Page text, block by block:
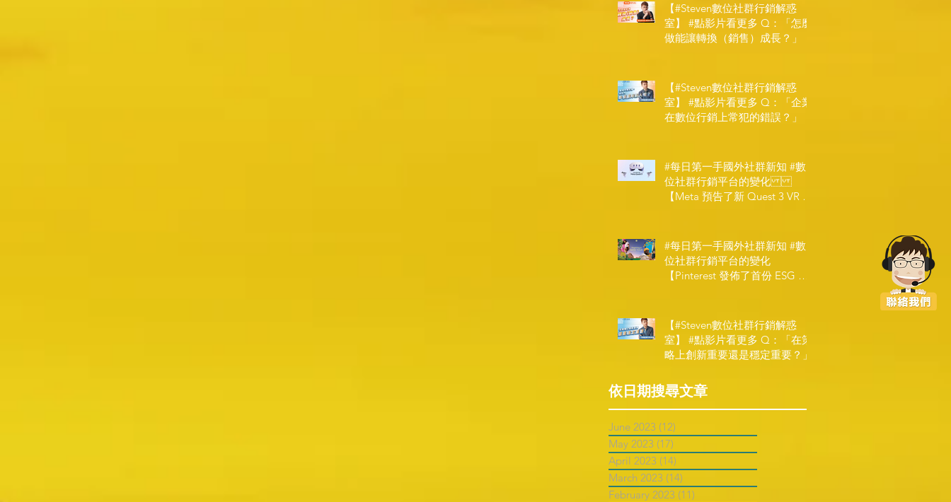
【#Steven數位社群行銷解惑
室】 #點影片看更多​ Q：「怎麼
做能讓轉換（銷售）成長？」
【#Steven數位社群行銷解惑
室】 #點影片看更多​ Q：「企業
在數位行銷上常犯的錯誤？」
#每日第一手國外社群新知 #數
位社群行銷平台的變化
【Meta 預告了新 Quest 3 VR 耳
#每日第一手國外社群新知 #數
位社群行銷平台的變化
【Pinterest 發佈了首份 ESG 報
【#Steven數位社群行銷解惑
室】 #點影片看更多​ Q：「在策
略上創新重要還是穩定重要？」
依日期搜尋文章
June 2023 (12)
May 2023 (17)
April 2023 (14)
March 2023 (14)
February 2023 (11)